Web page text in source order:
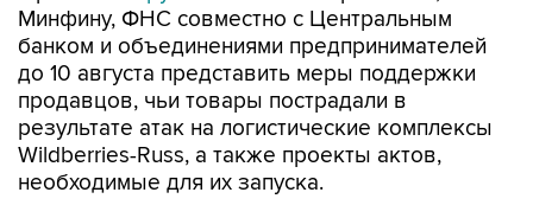
Минфину, ФНС совместно с Центральным
банком и объединениями предпринимателей
до 10 августа представить меры поддержки
продавцов, чьи товары пострадали в
результате атак на логистические комплексы
Wildberries-Russ, а также проекты актов,
необходимые для их запуска.